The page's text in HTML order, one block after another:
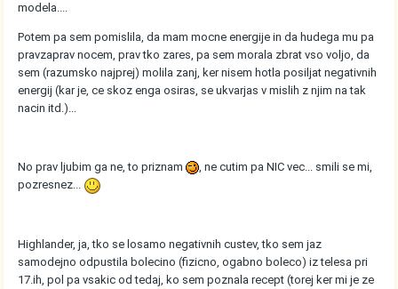
modela....
Potem pa sem pomislila, da mam mocne energije in da hudega mu pa
pravzaprav nocem, prav tko zares, pa sem morala zbrat vso voljo, da
sem (razumsko najprej) molila zanj, ker nisem hotla posiljat negativnih
energij (kar je, ce skoz enga osiras, se ukvarjas v mislih z njim na tak
nacin itd.)...
No prav ljubim ga ne, to priznam
, ne cutim pa NIC vec... smili se mi,
pozresnez...
Highlander, ja, tko se losamo negativnih custev, tko sem jaz
samodejno odpustila bolecino (fizicno, ogabno boleco) iz telesa pri
17.ih, pol pa vsakic od tedaj, ko sem poznala recept (torej ker mi je ze